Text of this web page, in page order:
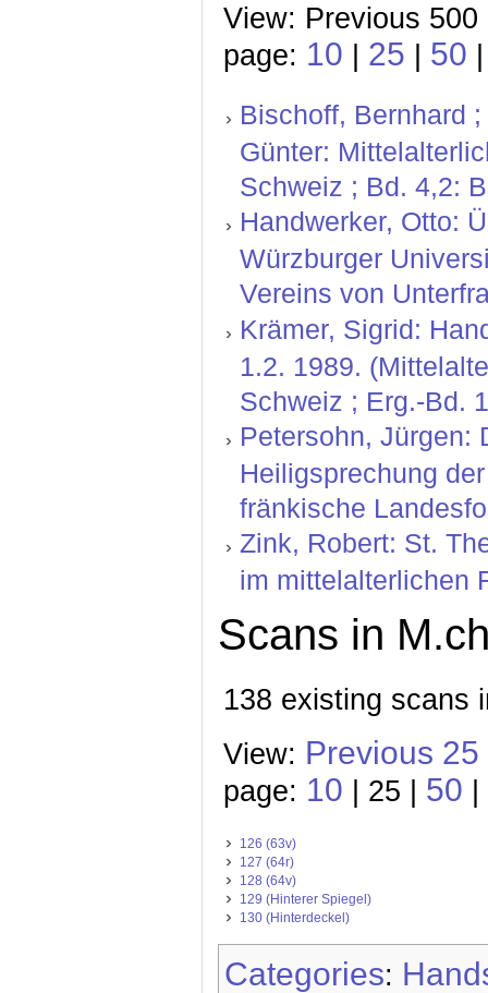
View: Previous
page: 10 | 25 | 50
Bischoff, Bernhard
Günter:
Schweiz ; Bd. 4,2:
Handwerker, Otto:
Würzburger
Vereins von
Krämer, Sigrid:
1.2. 1989.
Schweiz ; Erg.-Bd.
Petersohn, Jürgen:
Heiligsprechung
fränkische
Zink, Robert: St.
im mittelalterlichen
Scans in
138 existing scans
View: Previous 25
page: 10 | 25 | 50
126 (63v)
127 (64r)
128 (64v)
129 (Hinterer Spiegel)
130 (Hinterdeckel)
Categories: